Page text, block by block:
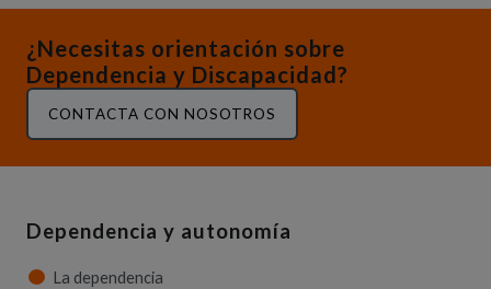
¿Necesitas orientación sobre
Dependencia y Discapacidad?
CONTACTA CON NOSOTROS
Dependencia y autonomía
La dependencia